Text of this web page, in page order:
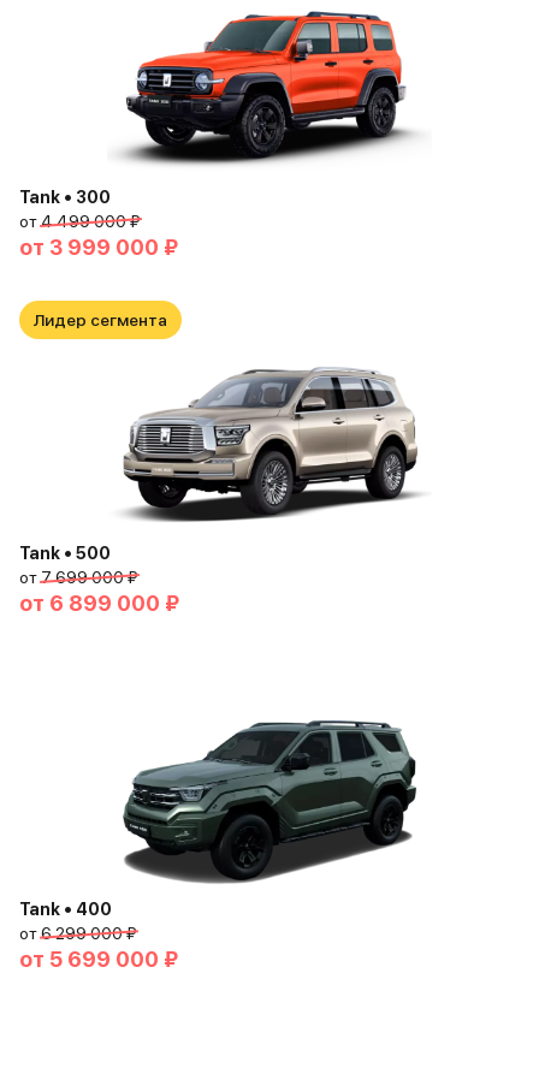
Tank • 300
от4 499 000 ₽
от 3 999 000 ₽
Лидер сегмента
Tank • 500
от7 699 000 ₽
от 6 899 000 ₽
Tank • 400
от6 299 000 ₽
от 5 699 000 ₽